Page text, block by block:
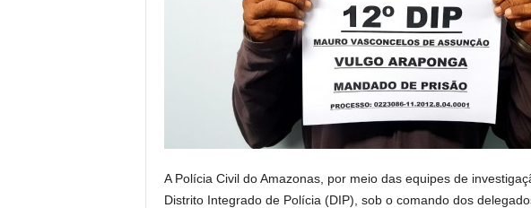
A Polícia Civil do Amazonas, por meio das equipes de
Distrito Integrado de Polícia (DIP), sob o comando dos